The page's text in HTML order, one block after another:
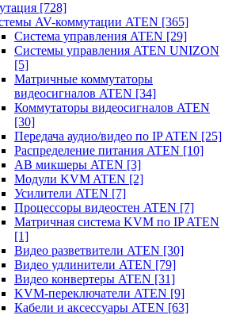
[728]
AV-коммутации ATEN [365]
Система управления ATEN [29]
Системы управления ATEN UNIZON
[5]
Матричные коммутаторы
видеосигналов ATEN [34]
Коммутаторы видеосигналов ATEN
[30]
Передача аудио/видео по IP ATEN [25]
Распределение питания ATEN [10]
АВ микшеры ATEN [3]
Модули KVM ATEN [2]
Усилители ATEN [7]
Процессоры видеостен ATEN [7]
Матричная система KVM по IP ATEN
[1]
Видео разветвители ATEN [30]
Видео удлинители ATEN [79]
Видео конвертеры ATEN [31]
KVM-переключатели ATEN [9]
Кабели и аксессуары ATEN [63]